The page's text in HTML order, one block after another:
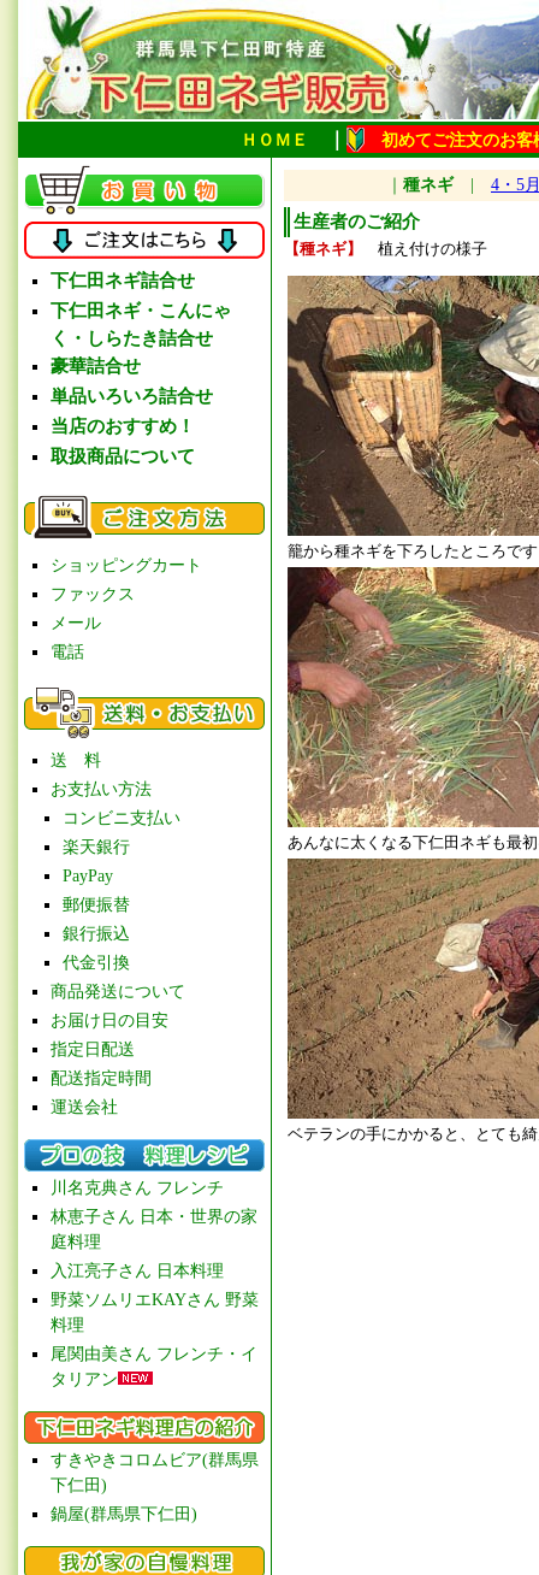
ＨＯＭＥ 初めてご注文のお客
下仁田ネギ詰合せ
下仁田ネギ・こんにゃ
く・しらたき詰合せ
豪華詰合せ
単品いろいろ詰合せ
当店のおすすめ！
取扱商品について
ショッピングカート
ファックス
メール
電話
送 料
お支払い方法
コンビニ支払い
楽天銀行
PayPay
郵便振替
銀行振込
代金引換
商品発送について
お届け日の目安
指定日配送
配送指定時間
運送会社
川名克典さん フレンチ
林恵子さん 日本・世界の家
庭料理
入江亮子さん 日本料理
野菜ソムリエKAYさん 野菜
料理
尾関由美さん フレンチ・イ
タリアン
すきやきコロムビア(群馬県
下仁田)
鍋屋(群馬県下仁田)
種ネギ 4・5
生産者のご紹介
【種ネギ】 植え付けの様子
籠から種ネギを下ろしたところです
あんなに太くなる下仁田ネギも最
ベテランの手にかかると、とても